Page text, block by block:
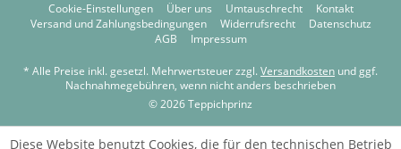
Cookie-Einstellungen Über uns Umtauschrecht
Kontakt
Versand und Zahlungsbedingungen
Widerrufsrecht
Datenschutz
AGB
Impressum
* Alle Preise inkl. gesetzl. Mehrwertsteuer zzgl. Versandkosten und ggf.
Nachnahmegebühren, wenn nicht anders beschrieben
© 2026 Teppichprinz
Diese Website benutzt Cookies, die für den technischen Betrieb